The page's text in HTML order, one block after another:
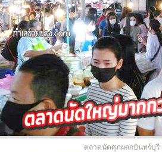
ตลาดนัดศุภผลกบินทร์บุรี